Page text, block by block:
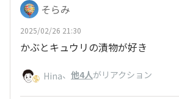
そらみ
2025/02/26 21:30
かぶとキュウリの漬物が好き
Hina、 他4人がリアクション